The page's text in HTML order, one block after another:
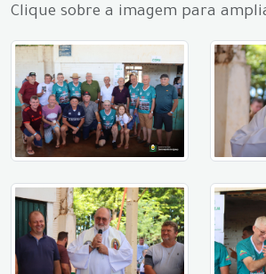
Clique sobre a imagem para